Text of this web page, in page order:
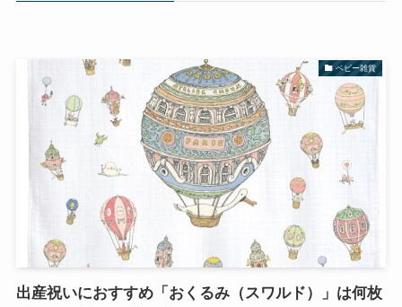
ベビー雑貨
出産祝いにおすすめ「おくるみ（スワルド）」は何枚